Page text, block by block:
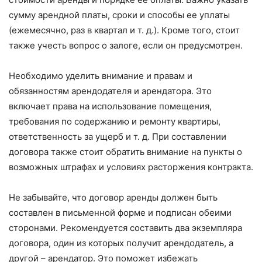
сумму арендной платы, сроки и способы ее уплаты
(ежемесячно, раз в квартал и т. д.). Кроме того, стоит
также учесть вопрос о залоге, если он предусмотрен.
Необходимо уделить внимание и правам и
обязанностям арендодателя и арендатора. Это
включает права на использование помещения,
требования по содержанию и ремонту квартиры,
ответственность за ущерб и т. д. При составлении
договора также стоит обратить внимание на пункты о
возможных штрафах и условиях расторжения контракта.
Не забывайте, что договор аренды должен быть
составлен в письменной форме и подписан обеими
сторонами. Рекомендуется составить два экземпляра
договора, один из которых получит арендодатель, а
другой – арендатор. Это поможет избежать